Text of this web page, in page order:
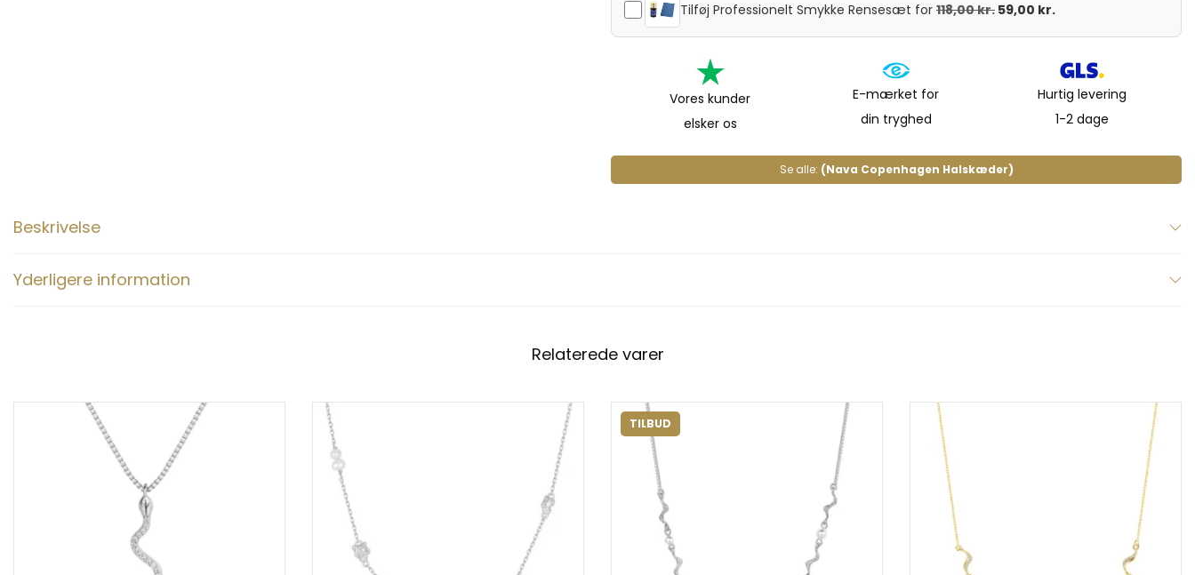
Tilføj Professionelt Smykke Rensesæt for 118,00kr. 59,00 kr.
Vores kunder
elsker os
E-mærket for
din tryghed
Hurtig levering
1-2 dage
Se alle: (Nava Copenhagen Halskæder)
Beskrivelse
Yderligere information
Relaterede varer
TILBUD